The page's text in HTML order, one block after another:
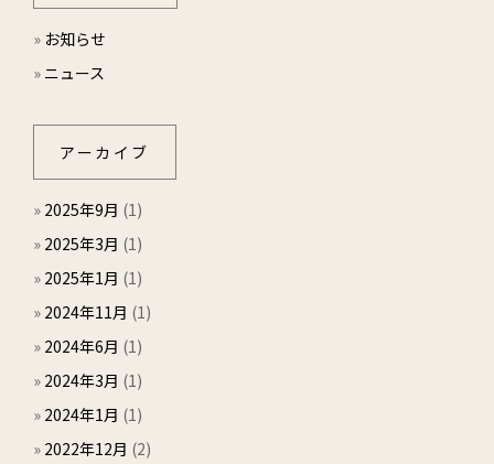
» お知らせ
» ニュース
アーカイブ
» 2025年9月 (1)
» 2025年3月 (1)
» 2025年1月 (1)
» 2024年11月 (1)
» 2024年6月 (1)
» 2024年3月 (1)
» 2024年1月 (1)
» 2022年12月 (2)